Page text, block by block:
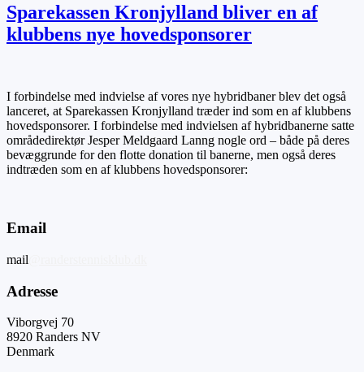
Sparekassen Kronjylland bliver en af
klubbens nye hovedsponsorer
I forbindelse med indvielse af vores nye hybridbaner blev det også
lanceret, at Sparekassen Kronjylland træder ind som en af klubbens
hovedsponsorer. I forbindelse med indvielsen af hybridbanerne satte
områdedirektør Jesper Meldgaard Lanng nogle ord – både på deres
bevæggrunde for den flotte donation til banerne, men også deres
indtræden som en af klubbens hovedsponsorer:
Email
mail
Adresse
Viborgvej 70
8920 Randers NV
Denmark